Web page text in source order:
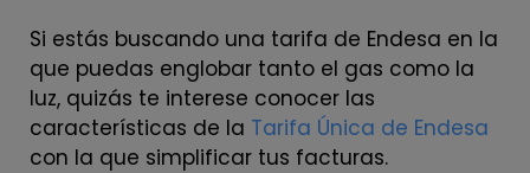
Si estás buscando una tarifa de Endesa en la
que puedas englobar tanto el gas como la
luz, quizás te interese conocer las
características de la Tarifa Única de Endesa
con la que simplificar tus facturas.